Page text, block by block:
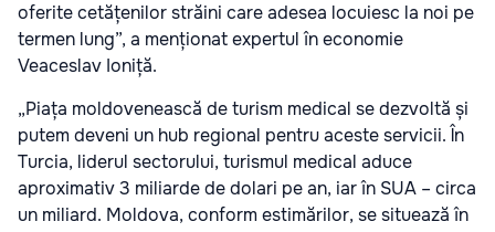
oferite cetățenilor străini care adesea locuiesc la noi pe
termen lung”, a menționat expertul în economie
Veaceslav Ioniță.
„Piața moldovenească de turism medical se dezvoltă și
putem deveni un hub regional pentru aceste servicii. În
Turcia, liderul sectorului, turismul medical aduce
aproximativ 3 miliarde de dolari pe an, iar în SUA – circa
un miliard. Moldova, conform estimărilor, se situează în